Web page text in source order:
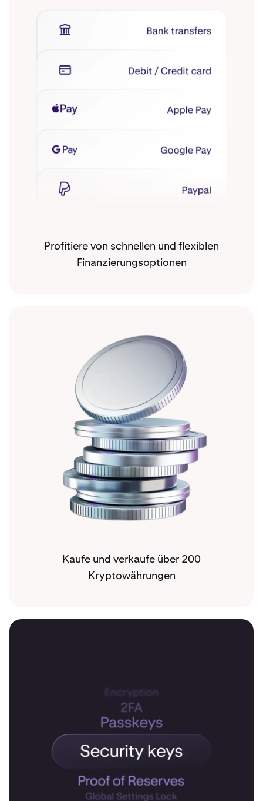
Profitiere von schnellen und flexiblen
Finanzierungsoptionen
Kaufe und verkaufe über 200
Kryptowährungen